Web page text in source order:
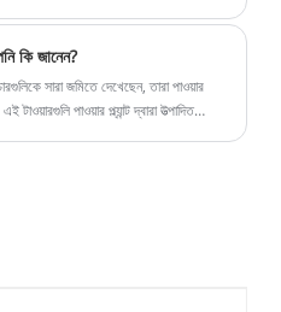
কি জানেন?
সারা জমিতে দেখেছেন, তারা পাওয়ার
পাওয়ার প্ল্যান্ট দ্বারা উত্পাদিত